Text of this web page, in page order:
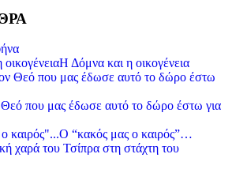
Η Δόμνα και η οικογένεια
που μας έδωσε αυτό το δώρο έστω για
Ο “κακός μας ο καιρός”…